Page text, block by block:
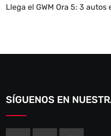
Llega el GWM Ora 5: 3 autos
SÍGUENOS EN